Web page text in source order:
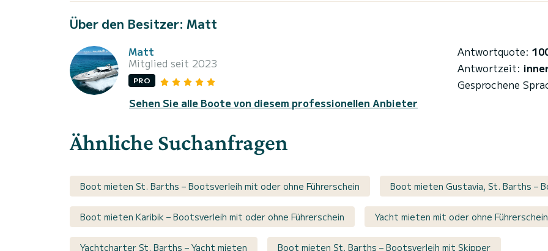
Über den Besitzer: Matt
Matt
Mitglied seit 2023
PRO
Sehen Sie alle Boote von diesem professionellen Anbieter
Antwortquote:
Antwortzeit:
Gesprochene
Ähnliche Suchanfragen
Boot mieten St. Barths – Bootsverleih mit oder ohne Führerschein Boot mieten Gustavia, St. Barths –
Boot mieten Karibik – Bootsverleih mit oder ohne Führerschein Yacht mieten mit oder ohne Führerschein
Yachtcharter St. Barths – Yacht mieten Boot mieten St. Barths – Bootsverleih mit Skipper